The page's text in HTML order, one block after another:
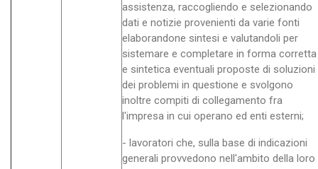
assistenza, raccogliendo e selezionando
dati e notizie provenienti da varie fonti
elaborandone sintesi e valutandoli per
sistemare e completare in forma corretta
e sintetica eventuali proposte di soluzioni
dei problemi in questione e svolgono
inoltre compiti di collegamento fra
l'impresa in cui operano ed enti esterni;
- lavoratori che, sulla base di indicazioni
generali provvedono nell'ambito della loro